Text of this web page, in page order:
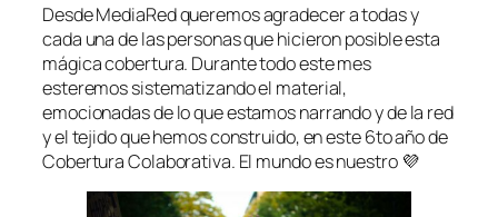
Desde MediaRed queremos agradecer a todas y
cada una de las personas que hicieron posible esta
mágica cobertura. Durante todo este mes
esteremos sistematizando el material,
emocionadas de lo que estamos narrando y de la red
y el tejido que hemos construido, en este 6to año de
Cobertura Colaborativa. El mundo es nuestro 💜